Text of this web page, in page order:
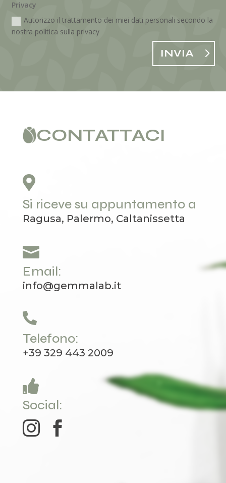
Privacy
Autorizzo il trattamento dei miei dati personali secondo la
nostra politica sulla privacy
INVIA
CONTATTACI

Si riceve su appuntamento a
Ragusa, Palermo, Caltanissetta

Email:
info@gemmalab.it

Telefono:
+39 329 443 2009

Social:
 